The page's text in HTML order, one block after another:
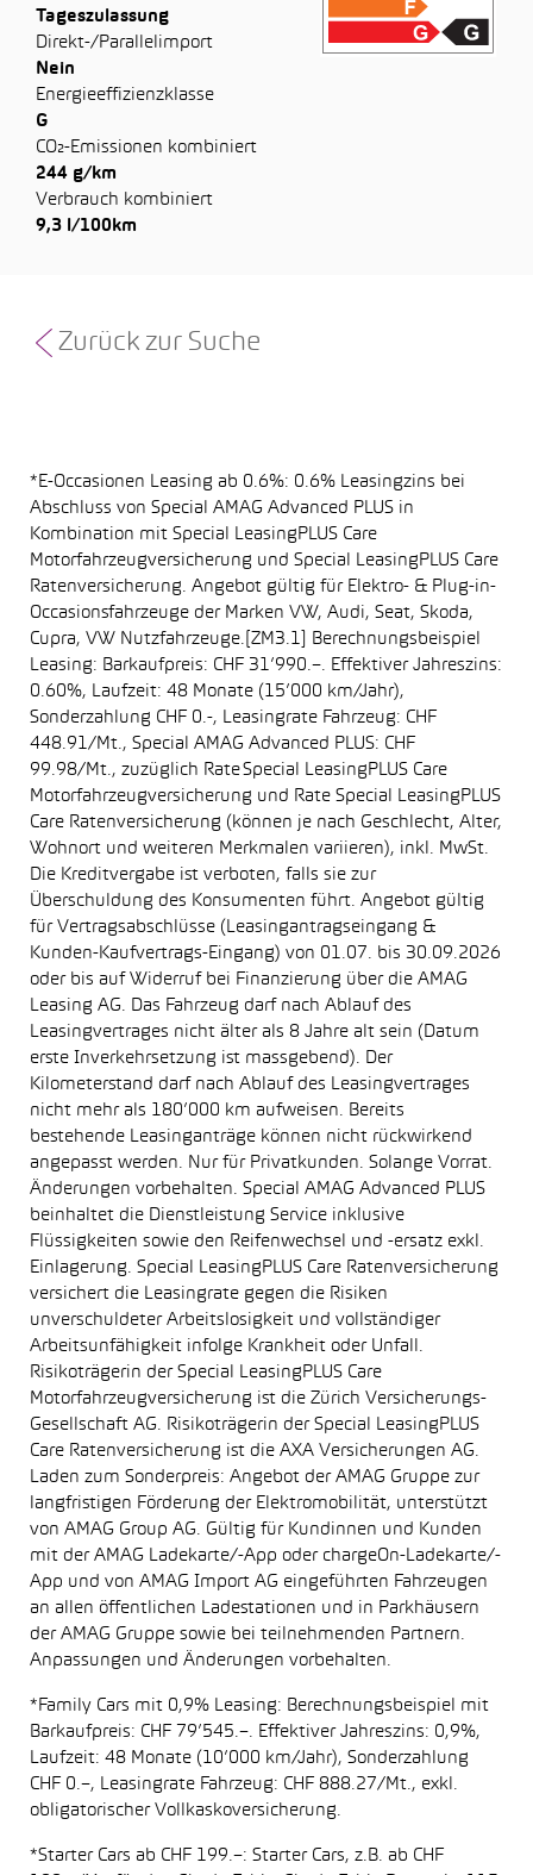
Tageszulassung
Direkt-/Parallelimport
Nein
Energieeffizienzklasse
G
CO₂-Emissionen kombiniert
244 g/km
Verbrauch kombiniert
9,3 l/100km
Zurück zur Suche
*E-Occasionen Leasing ab 0.6%: 0.6% Leasingzins bei
Abschluss von Special AMAG Advanced PLUS in
Kombination mit Special LeasingPLUS Care
Motorfahrzeugversicherung und Special LeasingPLUS Care
Ratenversicherung. Angebot gültig für Elektro- & Plug-in-
Occasionsfahrzeuge der Marken VW, Audi, Seat, Skoda,
Cupra, VW Nutzfahrzeuge.[ZM3.1] Berechnungsbeispiel
Leasing: Barkaufpreis: CHF 31’990.–. Effektiver Jahreszins:
0.60%, Laufzeit: 48 Monate (15’000 km/Jahr),
Sonderzahlung CHF 0.-, Leasingrate Fahrzeug: CHF
448.91/Mt., Special AMAG Advanced PLUS: CHF
99.98/Mt., zuzüglich Rate Special LeasingPLUS Care
Motorfahrzeugversicherung und Rate Special LeasingPLUS
Care Ratenversicherung (können je nach Geschlecht, Alter,
Wohnort und weiteren Merkmalen variieren), inkl. MwSt.
Die Kreditvergabe ist verboten, falls sie zur
Überschuldung des Konsumenten führt. Angebot gültig
für Vertragsabschlüsse (Leasingantragseingang &
Kunden-Kaufvertrags-Eingang) von 01.07. bis 30.09.2026
oder bis auf Widerruf bei Finanzierung über die AMAG
Leasing AG. Das Fahrzeug darf nach Ablauf des
Leasingvertrages nicht älter als 8 Jahre alt sein (Datum
erste Inverkehrsetzung ist massgebend). Der
Kilometerstand darf nach Ablauf des Leasingvertrages
nicht mehr als 180’000 km aufweisen. Bereits
bestehende Leasinganträge können nicht rückwirkend
angepasst werden. Nur für Privatkunden. Solange Vorrat.
Änderungen vorbehalten. Special AMAG Advanced PLUS
beinhaltet die Dienstleistung Service inklusive
Flüssigkeiten sowie den Reifenwechsel und -ersatz exkl.
Einlagerung. Special LeasingPLUS Care Ratenversicherung
versichert die Leasingrate gegen die Risiken
unverschuldeter Arbeitslosigkeit und vollständiger
Arbeitsunfähigkeit infolge Krankheit oder Unfall.
Risikoträgerin der Special LeasingPLUS Care
Motorfahrzeugversicherung ist die Zürich Versicherungs-
Gesellschaft AG. Risikoträgerin der Special LeasingPLUS
Care Ratenversicherung ist die AXA Versicherungen AG.
Laden zum Sonderpreis: Angebot der AMAG Gruppe zur
langfristigen Förderung der Elektromobilität, unterstützt
von AMAG Group AG. Gültig für Kundinnen und Kunden
mit der AMAG Ladekarte/-App oder chargeOn-Ladekarte/-
App und von AMAG Import AG eingeführten Fahrzeugen
an allen öffentlichen Ladestationen und in Parkhäusern
der AMAG Gruppe sowie bei teilnehmenden Partnern.
Anpassungen und Änderungen vorbehalten.
*Family Cars mit 0,9% Leasing: Berechnungsbeispiel mit
Barkaufpreis: CHF 79’545.–. Effektiver Jahreszins: 0,9%,
Laufzeit: 48 Monate (10’000 km/Jahr), Sonderzahlung
CHF 0.–, Leasingrate Fahrzeug: CHF 888.27/Mt., exkl.
obligatorischer Vollkaskoversicherung.
*Starter Cars ab CHF 199.–: Starter Cars, z.B. ab CHF